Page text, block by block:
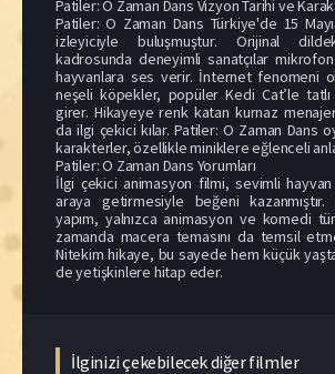
Patiler: O Zaman Dans Vizyon Tarihi ve
Patiler: O Zaman Dans Türkiye'de 15
izleyiciyle buluşmuştur. Orijinal
kadrosunda deneyimli sanatçılar
hayvanlara ses verir. İnternet fenomeni
neşeli köpekler, popüler Kedi Cat’le
girer. Hikayeye renk katan kurnaz
da ilgi çekici kılar. Patiler: O Zaman Dans
karakterler, özellikle miniklere eğlenceli
Patiler: O Zaman Dans Yorumları
İlgi çekici animasyon filmi, sevimli
araya getirmesiyle beğeni
yapım, yalnızca animasyon ve komedi
zamanda macera temasını da temsil
Nitekim hikaye, bu sayede hem küçük
de yetişkinlere hitap eder.
İlginizi çekebilecek diğer filmler